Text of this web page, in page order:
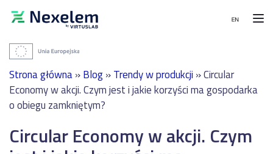
MENU
Moduły
Wdrożenia
referencje
Moduły
PRODUKCJA
System
produkcji
-
Wdrożenia
i
referencje
WDROŻENIA
Planowanie
produkcji
Strona główna»Blog»Trendy w produkcji »Circular
Economy w akcji. Czym jest i jakie korzyści ma gospodarka
o obiegu zamkniętym?
Circular Economy w akcji. Czym